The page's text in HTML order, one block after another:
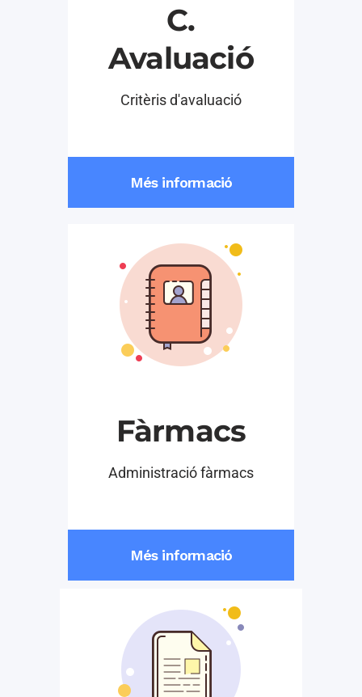
C.
Avaluació
Critèris d'avaluació
Més informació
Fàrmacs
Administració fàrmacs
Més informació